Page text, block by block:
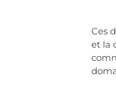
Ces
et la